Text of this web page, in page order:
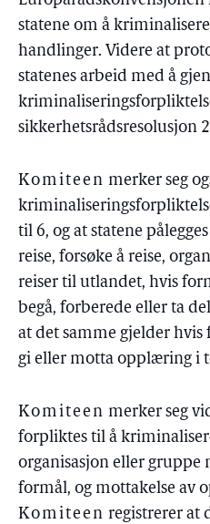
statene om å
handlinger. Videre at
statenes arbeid med å
sikkerhetsrådsresolusjon
Komiteen merker seg
til 6, og at statene
reise, forsøke å reise,
reiser til utlandet, hvis
begå, forberede eller ta
at det samme gjelder
gi eller motta opplæring i
Komiteen merker seg
forpliktes til å
organisasjon eller gruppe
formål, og mottakelse av
Komiteen registrerer at